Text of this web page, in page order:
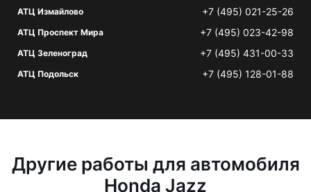
АТЦ Измайлово +7 (495) 021-25-26
АТЦ Проспект Мира +7 (495) 023-42-98
АТЦ Зеленоград +7 (495) 431-00-33
АТЦ Подольск +7 (495) 128-01-88
Другие работы для автомобиля
Honda Jazz